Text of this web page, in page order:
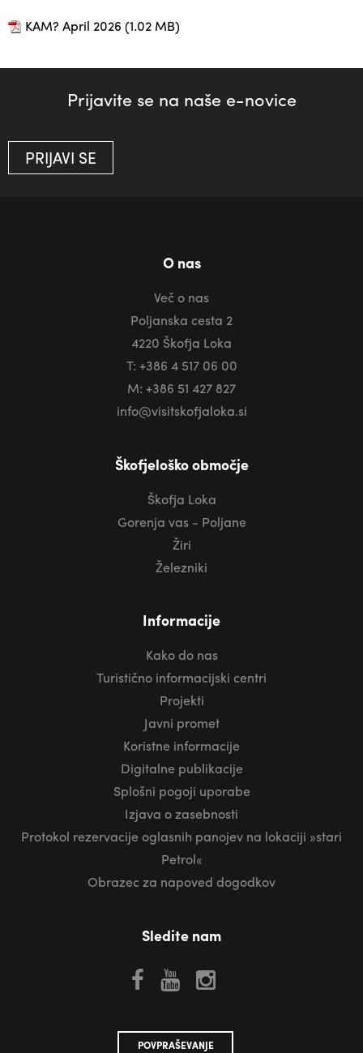
KAM? April 2026 (1.02 MB)
Prijavite se na naše e-novice
PRIJAVI SE
O nas
Več o nas
Poljanska cesta 2
4220 Škofja Loka
T: +386 4 517 06 00
M: +386 51 427 827
info@visitskofjaloka.si
Škofjeloško območje
Škofja Loka
Gorenja vas - Poljane
Žiri
Železniki
Informacije
Kako do nas
Turistično informacijski centri
Projekti
Javni promet
Koristne informacije
Digitalne publikacije
Splošni pogoji uporabe
Izjava o zasebnosti
Protokol rezervacije oglasnih panojev na lokaciji »stari
Petrol«
Obrazec za napoved dogodkov
Sledite nam
POVPRAŠEVANJE